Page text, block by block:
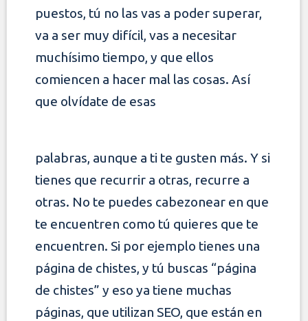
puestos, tú no las vas a poder superar,
va a ser muy difícil, vas a necesitar
muchísimo tiempo, y que ellos
comiencen a hacer mal las cosas. Así
que olvídate de esas
palabras, aunque a ti te gusten más. Y si
tienes que recurrir a otras, recurre a
otras. No te puedes cabezonear en que
te encuentren como tú quieres que te
encuentren. Si por ejemplo tienes una
página de chistes, y tú buscas “página
de chistes” y eso ya tiene muchas
páginas, que utilizan SEO, que están en